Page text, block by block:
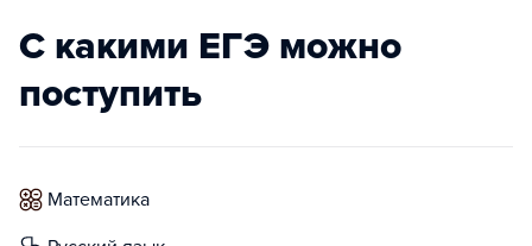
С какими ЕГЭ можно
поступить
математика